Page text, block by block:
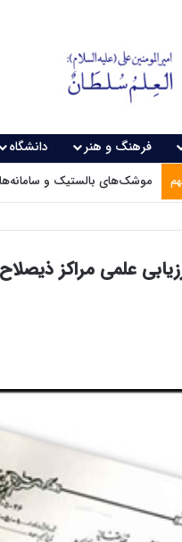
فرهنگ و هنر دانشگاه
موشک‌های بالستیک و
علمی مراکز